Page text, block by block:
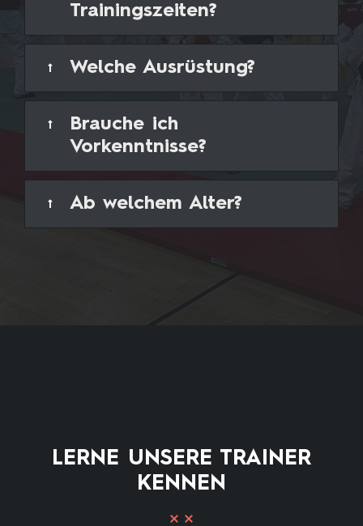
Trainingszeiten?
Welche Ausrüstung?
Brauche ich
Vorkenntnisse?
Ab welchem Alter?
LERNE UNSERE TRAINER
KENNEN